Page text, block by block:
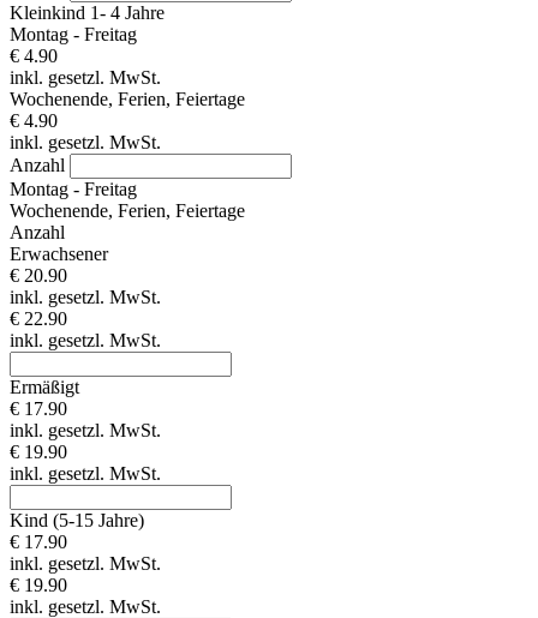
Kleinkind 1- 4 Jahre
Montag - Freitag
€ 4.90
inkl. gesetzl. MwSt.
Wochenende, Ferien, Feiertage
€ 4.90
inkl. gesetzl. MwSt.
Anzahl
Montag - Freitag
Wochenende, Ferien, Feiertage
Anzahl
Erwachsener
€ 20.90
inkl. gesetzl. MwSt.
€ 22.90
inkl. gesetzl. MwSt.
Ermäßigt
€ 17.90
inkl. gesetzl. MwSt.
€ 19.90
inkl. gesetzl. MwSt.
Kind (5-15 Jahre)
€ 17.90
inkl. gesetzl. MwSt.
€ 19.90
inkl. gesetzl. MwSt.